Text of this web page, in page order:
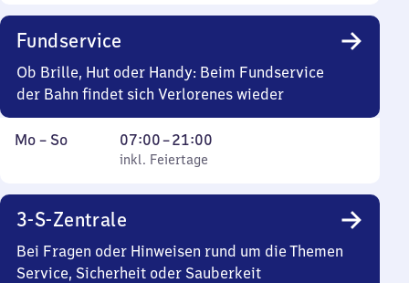
21
Uhr
55
Fundservice
Ob Brille, Hut oder Handy: Beim Fundservice
der Bahn findet sich Verlorenes wieder
Montag
Mo – So,
inkl. Feiertage
07:00–21:00
Von
7
21
Uhr
inkl. Feiertage
3-S-Zentrale
Bei Fragen oder Hinweisen rund um die Themen
Service, Sicherheit oder Sauberkeit